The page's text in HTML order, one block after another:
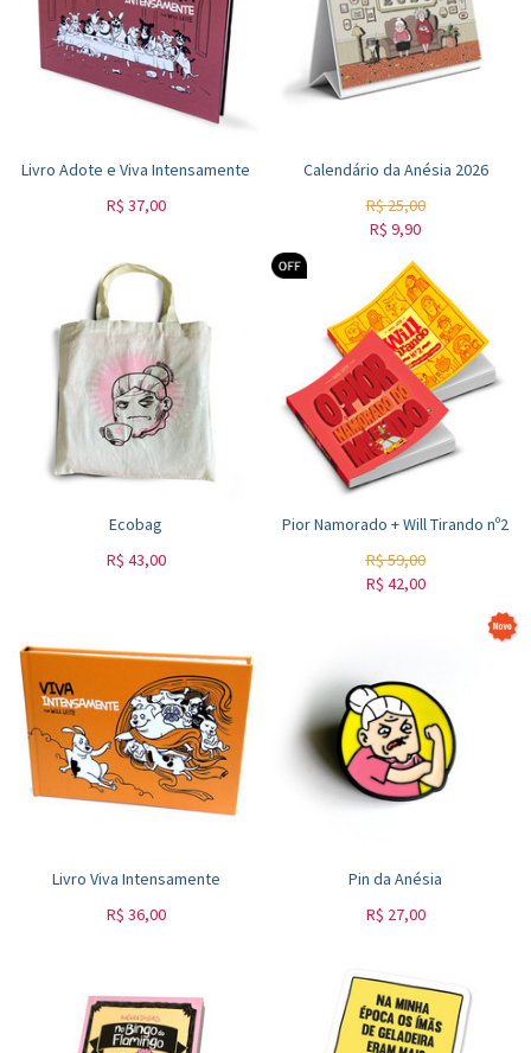
Livro Adote e Viva Intensamente
R$ 37,00
Calendário da Anésia 2026
R$25,00
R$ 9,90
Ecobag
R$ 43,00
Pior Namorado + Will Tirando nº2
R$59,00
R$ 42,00
Livro Viva Intensamente
R$ 36,00
Pin da Anésia
R$ 27,00